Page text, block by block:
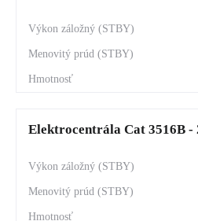
Elektrocentrála Cat 3516B -